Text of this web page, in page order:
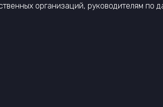
организаций, руководителям